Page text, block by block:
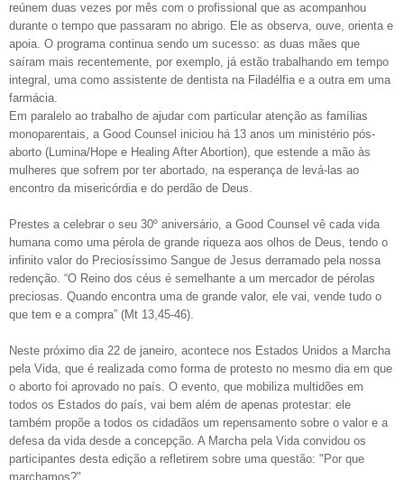
reúnem duas vezes por mês com o profissional que as acompanhou
durante o tempo que passaram no abrigo. Ele as observa, ouve, orienta e
apoia. O programa continua sendo um sucesso: as duas mães que
saíram mais recentemente, por exemplo, já estão trabalhando em tempo
integral, uma como assistente de dentista na Filadélfia e a outra em uma
farmácia.
Em paralelo ao trabalho de ajudar com particular atenção as famílias
monoparentais, a Good Counsel iniciou há 13 anos um ministério pós-
aborto (Lumina/Hope e Healing After Abortion), que estende a mão às
mulheres que sofrem por ter abortado, na esperança de levá-las ao
encontro da misericórdia e do perdão de Deus.
Prestes a celebrar o seu 30º aniversário, a Good Counsel vê cada vida
humana como uma pérola de grande riqueza aos olhos de Deus, tendo o
infinito valor do Preciosíssimo Sangue de Jesus derramado pela nossa
redenção. “O Reino dos céus é semelhante a um mercador de pérolas
preciosas. Quando encontra uma de grande valor, ele vai, vende tudo o
que tem e a compra” (Mt 13,45-46).
Neste próximo dia 22 de janeiro, acontece nos Estados Unidos a Marcha
pela Vida, que é realizada como forma de protesto no mesmo dia em que
o aborto foi aprovado no país. O evento, que mobiliza multidões em
todos os Estados do país, vai bem além de apenas protestar: ele
também propõe a todos os cidadãos um repensamento sobre o valor e a
defesa da vida desde a concepção. A Marcha pela Vida convidou os
participantes desta edição a refletirem sobre uma questão: "Por que
marchamos?".